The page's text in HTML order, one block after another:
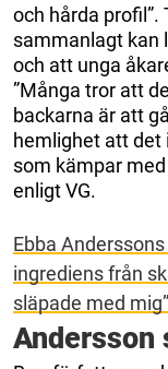
och hårda
sammanlagt kan
och att unga
”Många tror att
backarna är att
hemlighet att det
som kämpar
enligt VG.
Ebba
ingrediens från
släpade med mig”
Andersson